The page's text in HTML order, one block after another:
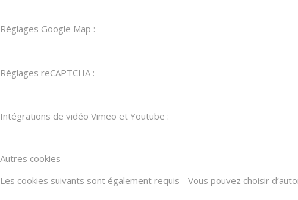
Réglages Google Map :
Réglages reCAPTCHA :
Intégrations de vidéo Vimeo et Youtube :
Autres cookies
Les cookies suivants sont également requis - Vous pouvez choisir